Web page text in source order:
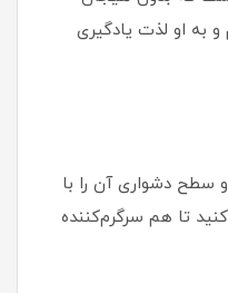
به او لذت یادگیری
سطح دشواری آن را با
تا هم سرگرم‌کننده